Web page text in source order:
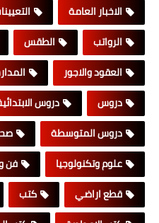
الاخبار العامة
الرواتب
الطقس
العقود والاجور
دروس
دروس
دروس المتوسطة
علوم وتكنولوجيا
فن
قطع اراضي
كتب